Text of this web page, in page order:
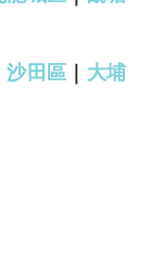
沙田區
大埔